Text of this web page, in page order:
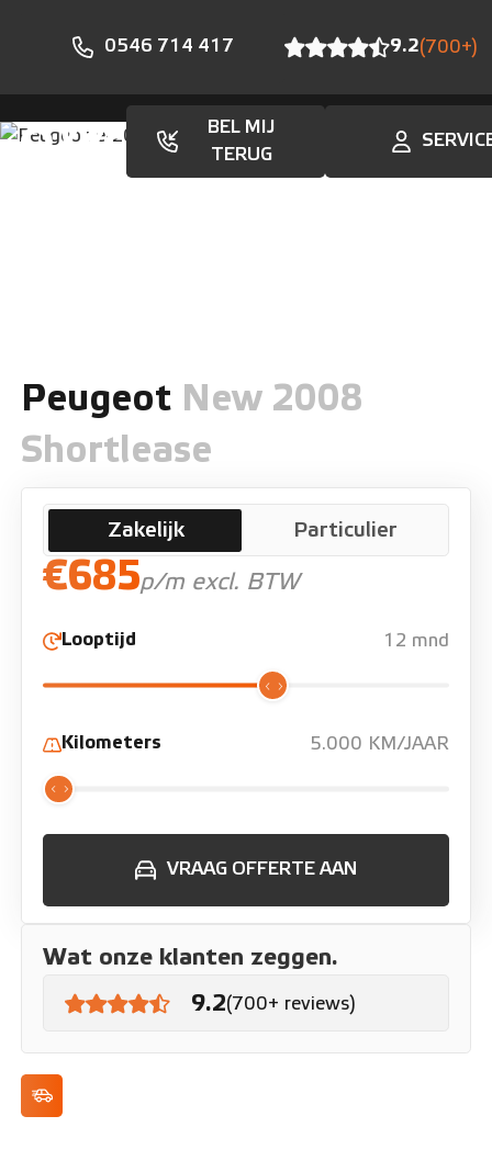
0546 714 417 9.2(700+)
BEL MIJ
TERUG
Peugeot New 2008
Shortlease
Zakelijk Particulier
€685p/m excl. BTW
Looptijd 12 mnd
Kilometers 5.000 KM/JAAR
VRAAG OFFERTE AAN
Wat onze klanten zeggen.
9.2(700+ reviews)